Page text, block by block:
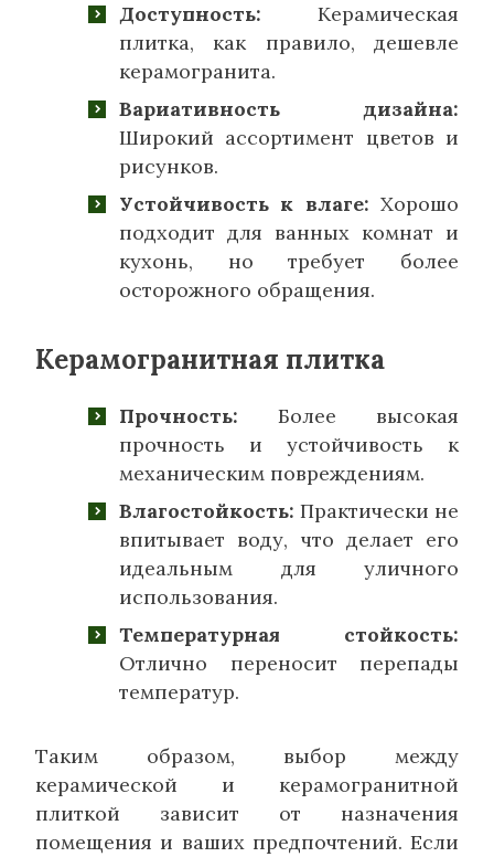
Доступность: Керамическая
плитка, как правило, дешевле
керамогранита.
Вариативность дизайна:
Широкий ассортимент цветов и
рисунков.
Устойчивость к влаге: Хорошо
подходит для ванных комнат и
кухонь, но требует более
осторожного обращения.
Керамогранитная плитка
Прочность: Более высокая
прочность и устойчивость к
механическим повреждениям.
Влагостойкость: Практически не
впитывает воду, что делает его
идеальным для уличного
использования.
Температурная стойкость:
Отлично переносит перепады
температур.
Таким образом, выбор между
керамической и керамогранитной
плиткой зависит от назначения
помещения и ваших предпочтений. Если